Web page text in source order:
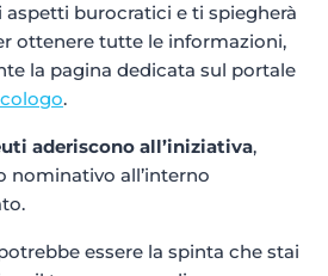
burocratici e ti spiegherà
ottenere tutte le informazioni,
la pagina dedicata sul portale
.
aderiscono all’iniziativa,
nominativo all’interno
essere la spinta che stai